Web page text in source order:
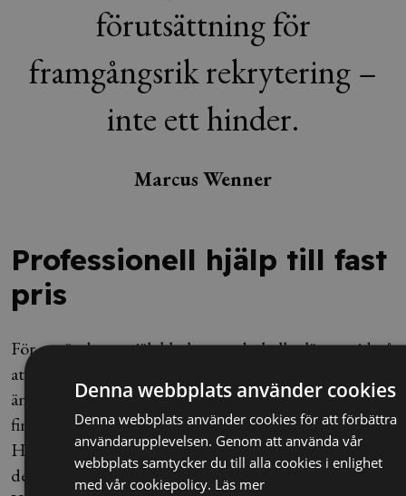
förutsättning för
framgångsrik rekrytering –
inte ett hinder.
Marcus Wenner
Professionell hjälp till fast
pris
För oss är det en självklarhet att du hellre lägger tid på
att hitta rätt kompetens och utveckla din verksamhet
än att lära dig allt omarbetsrätt . Det är just därför vi
finns – för att avlasta och göra ditt jobb lite enklare.
Hos oss får du hjälp med alla delar i rekryteringen av
den person som är en perfekt match för ditt företag.
Denna webbplats använder cookies
Denna webbplats använder cookies för att förbättra
användarupplevelsen. Genom att använda vår
webbplats samtycker du till alla cookies i enlighet
med vår cookiepolicy. Läs mer